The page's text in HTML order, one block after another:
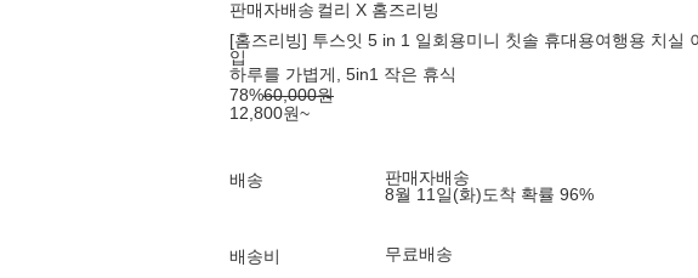
판매자배송 컬리 X 홈즈리빙
[홈즈리빙] 투스잇 5 in 1 일회용미니 칫솔 휴대용여행용 치실
입
하루를 가볍게, 5in1 작은 휴식
78%60,000원
12,800원~
배송
판매자배송
8월 11일(화)도착 확률 96%
배송비 무료배송